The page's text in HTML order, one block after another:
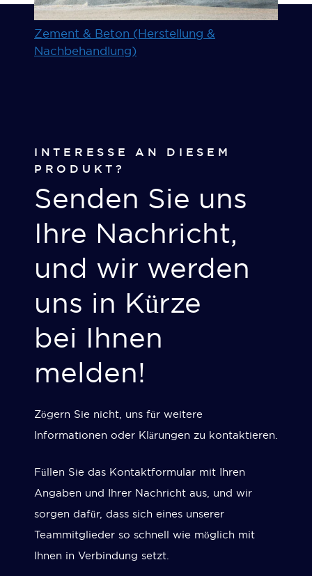
Zement & Beton (Herstellung &
Nachbehandlung)
INTERESSE AN DIESEM
PRODUKT?
Senden Sie uns
Ihre Nachricht,
und wir werden
uns in Kürze
bei Ihnen
melden!
Zögern Sie nicht, uns für weitere
Informationen oder Klärungen zu kontaktieren.
Füllen Sie das Kontaktformular mit Ihren
Angaben und Ihrer Nachricht aus, und wir
sorgen dafür, dass sich eines unserer
Teammitglieder so schnell wie möglich mit
Ihnen in Verbindung setzt.